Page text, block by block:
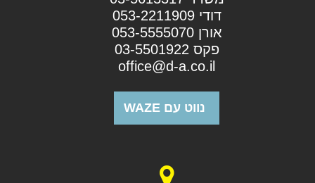
דודי 053-2211909
אורן 053-5555070
פקס 03-5501922
office@d-a.co.il
נווט עם WAZE